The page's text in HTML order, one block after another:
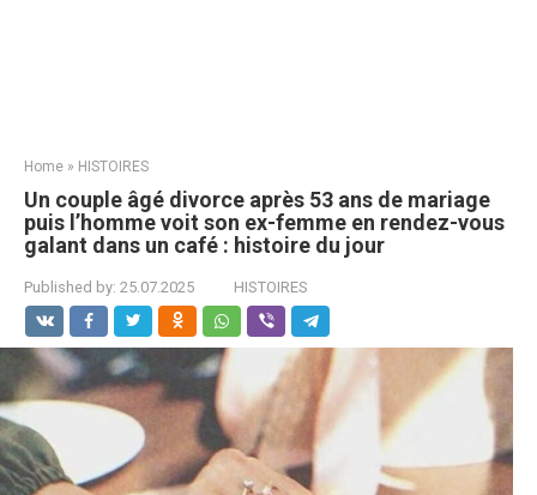
Home » HISTOIRES
Un couple âgé divorce après 53 ans de mariage
puis l’homme voit son ex-femme en rendez-vous
galant dans un café : histoire du jour
Published by: 25.07.2025 HISTOIRES